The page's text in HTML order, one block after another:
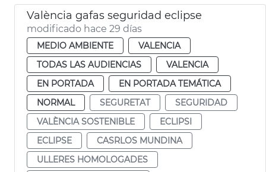
València gafas seguridad eclipse
modificado hace 29 días
MEDIO AMBIENTE
VALENCIA
TODAS LAS AUDIENCIAS
VALENCIA
EN PORTADA
EN PORTADA TEMÁTICA
NORMAL
SEGURETAT
SEGURIDAD
VALÈNCIA SOSTENIBLE
ECLIPSI
ECLIPSE
CASRLOS MUNDINA
ULLERES HOMOLOGADES